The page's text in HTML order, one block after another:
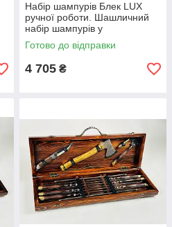
Набір шампурів Блек LUX
ручної роботи. Шашличний
набір шампурів у
дерев'яному кейсі.
Готово до відправки
4 705 ₴